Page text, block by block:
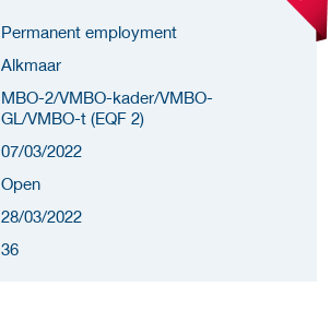
Permanent employment
Alkmaar
MBO-2/VMBO-kader/VMBO-
GL/VMBO-t (EQF 2)
07/03/2022
Open
28/03/2022
36